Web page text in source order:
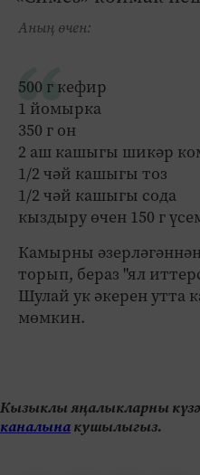
Аның өчен:
500 г кефир
1 йомырка
350 г он
2 аш кашыгы шикәр
1/2 чәй кашыгы тоз
1/2 чәй кашыгы сода
кыздыру өчен 150 г
Камырны
торып, бераз "ял
Шулай ук әкерен утта
мөмкин.
Кызыклы яңалыкларны
каналынакушылыгыз.